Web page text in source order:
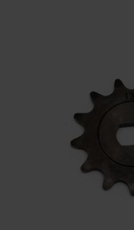
Montage/Arbetshandsk
e Hanvo PE304 1 par
ETH01m
20